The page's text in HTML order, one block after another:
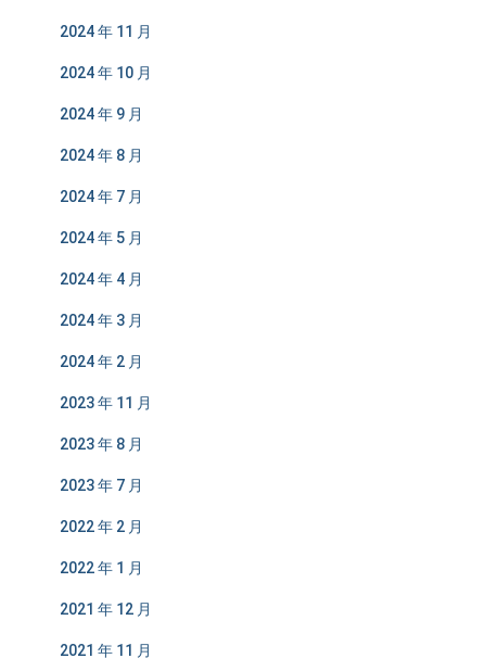
2024 年 11 月
2024 年 10 月
2024 年 9 月
2024 年 8 月
2024 年 7 月
2024 年 5 月
2024 年 4 月
2024 年 3 月
2024 年 2 月
2023 年 11 月
2023 年 8 月
2023 年 7 月
2022 年 2 月
2022 年 1 月
2021 年 12 月
2021 年 11 月